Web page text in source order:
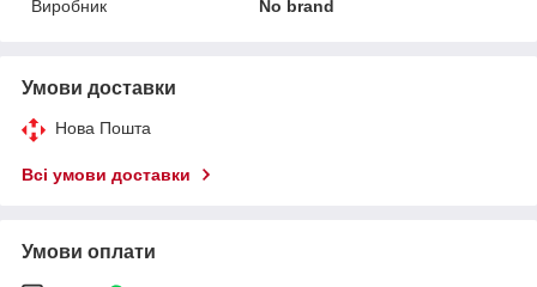
Виробник
No brand
Умови доставки
Нова Пошта
Всі умови доставки
Умови оплати